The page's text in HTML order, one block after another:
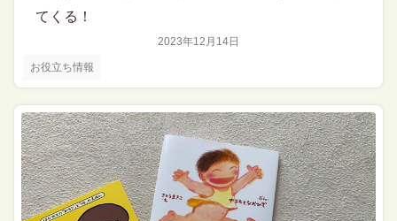
お役立ち情報
2023年12月14日
てくる！